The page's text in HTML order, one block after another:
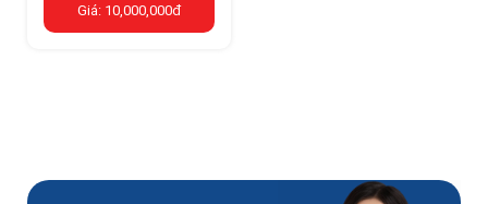
Giá: 10,000,000đ